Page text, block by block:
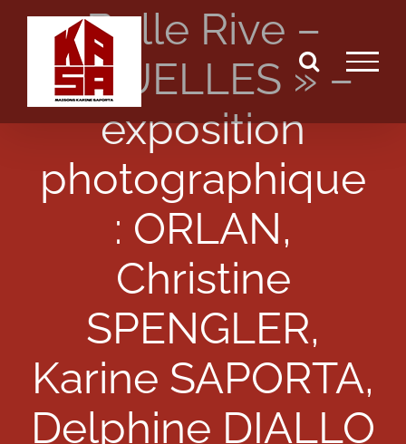
Passer
Belle Rive –
« DUELLES » –
exposition
photographique
: ORLAN,
Christine
SPENGLER,
Karine SAPORTA,
Delphine DIALLO